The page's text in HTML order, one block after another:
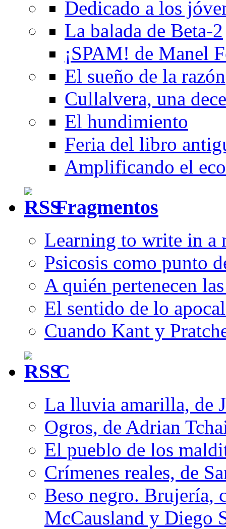
Dedicado a los
La balada de Beta-2
¡SPAM! de Manel
El sueño de la razón
Cullalvera, una
El hundimiento
Feria del libro
Amplificando el
Fragmentos
Learning to write in a
Psicosis como punto
A quién pertenecen
El sentido de lo
Cuando Kant y
C
La lluvia amarilla, de
Ogros, de Adrian
El pueblo de los
Crímenes reales, de
Beso negro. Brujería,
McCausland y Diego